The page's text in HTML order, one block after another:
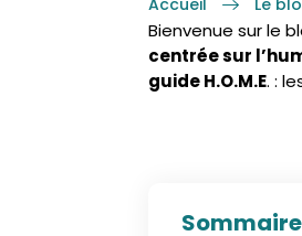
Accueil Le
Bienvenue sur le
centrée sur
guide H.O.M.E. :